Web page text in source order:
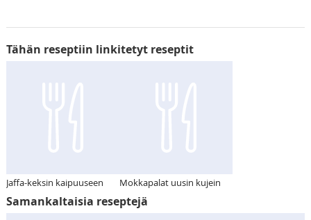
Tähän reseptiin linkitetyt reseptit
Jaffa-keksin kaipuuseen Mokkapalat uusin kujein
Samankaltaisia reseptejä